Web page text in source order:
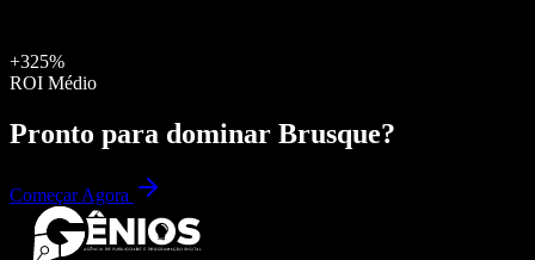
+325%
ROI Médio
Pronto para dominar Brusque?
Começar Agora